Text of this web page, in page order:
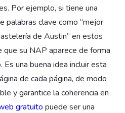
Por ejemplo, si tiene una
palabras clave como “mejor
de Austin” en estos
su NAP aparece de forma
una buena idea incluir esta
de cada página, de modo
y garantice la coherencia en
gratuito puede ser una